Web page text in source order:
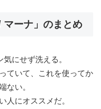
マーナ」のまとめ
にせず洗える。
ていて、これを使ってか
ない。
人にオススメだ。